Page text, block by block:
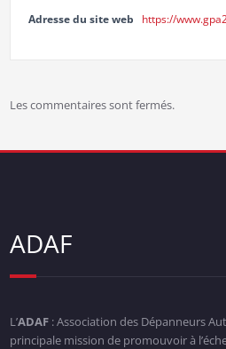
Adresse du site web
https://
Les commentaires sont fermés.
ADAF
L’ADAF: Association des Dépanneurs
principale mission de promouvoir à